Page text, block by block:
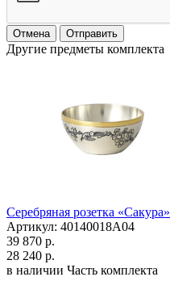
Отмена Отправить
Другие предметы комплекта
Серебряная розетка «Сакура»
Артикул: 40140018А04
39 870 р.
28 240 р.
в наличии Часть комплекта